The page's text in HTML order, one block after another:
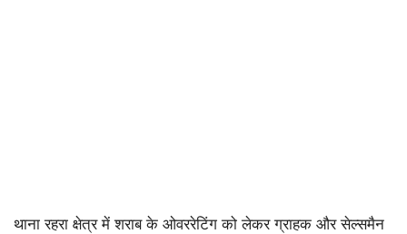
थाना रहरा क्षेत्र में शराब के ओवररेटिंग को लेकर ग्राहक और सेल्समैन